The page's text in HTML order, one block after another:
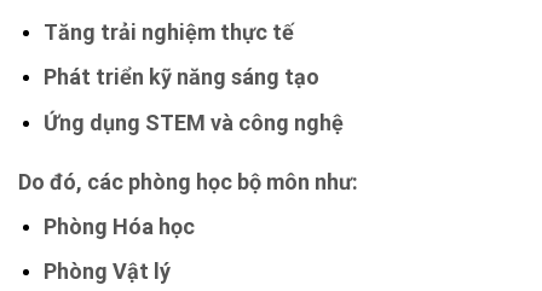
Tăng trải nghiệm thực tế
Phát triển kỹ năng sáng tạo
Ứng dụng STEM và công nghệ
Do đó, các phòng học bộ môn như:
Phòng Hóa học
Phòng Vật lý